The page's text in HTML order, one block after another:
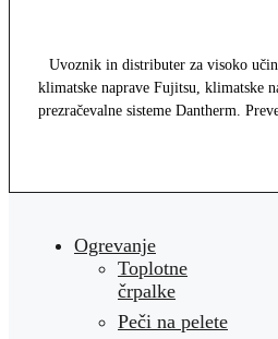
Uvoznik in distributer za visoko
klimatske naprave Fujitsu, klimatske
prezračevalne sisteme Dantherm.
Ogrevanje
Toplotne
črpalke
Peči na pelete